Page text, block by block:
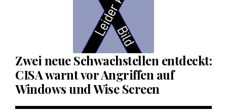
Zwei neue Schwachstellen entdeckt:
CISA warnt vor Angriffen auf
Windows und Wise Screen